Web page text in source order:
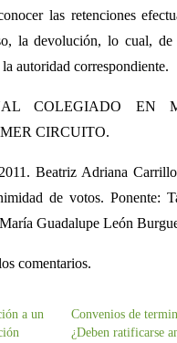
las retenciones
la devolución, lo cual, de
autoridad correspondiente.
COLEGIADO EN
CIRCUITO.
Beatriz Adriana
de votos. Ponente:
Guadalupe León
comentarios.
a un
Convenios de
¿Deben ratificarse